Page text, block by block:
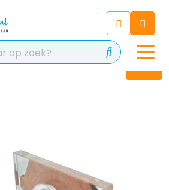
7 met onze chatbot